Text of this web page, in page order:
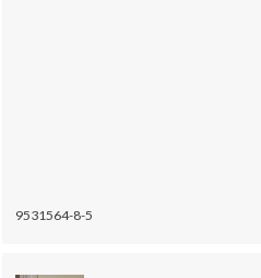
9531564-8-5